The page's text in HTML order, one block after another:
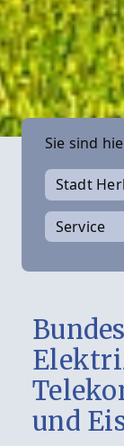
Sie sind
Stadt
Service
und